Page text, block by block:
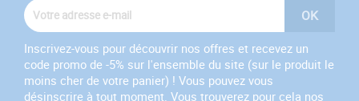
Inscrivez-vous pour découvrir nos offres et recevez un
code promo de -5% sur l'ensemble du site (sur le produit le
moins cher de votre panier) ! Vous pouvez vous
désinscrire à tout moment. Vous trouverez pour cela nos